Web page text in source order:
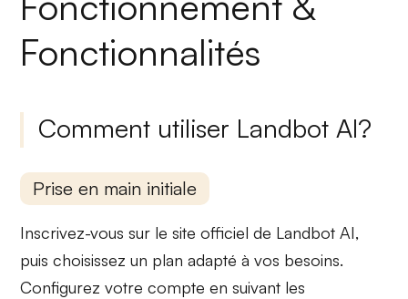
Fonctionnalités
Comment utiliser Landbot AI?
Prise en main initiale
Inscrivez-vous sur le site officiel de Landbot AI,
puischoisissez un plan adapté à vos besoins.
Configurez votre compte en suivant les